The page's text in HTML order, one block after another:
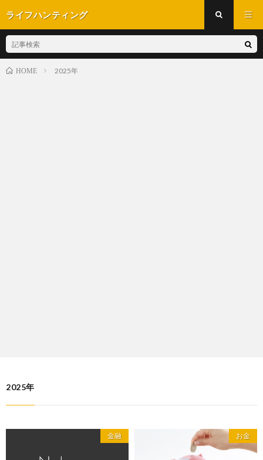
ライフハンティング
HOME 2025年
2025年
金融 お金